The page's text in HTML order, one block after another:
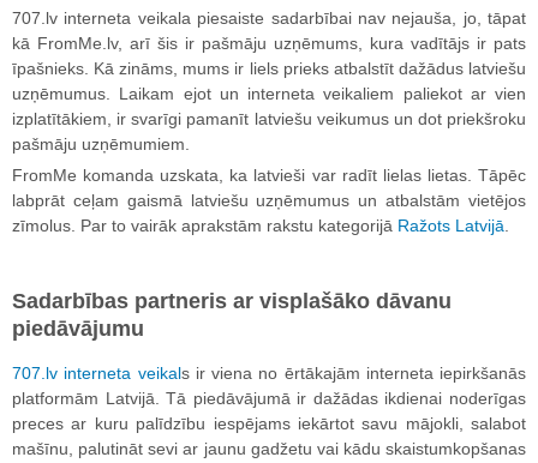
707.lv interneta veikala piesaiste sadarbībai nav nejauša, jo, tāpat
kā FromMe.lv, arī šis ir pašmāju uzņēmums, kura vadītājs ir pats
īpašnieks. Kā zināms, mums ir liels prieks atbalstīt dažādus latviešu
uzņēmumus. Laikam ejot un interneta veikaliem paliekot ar vien
izplatītākiem, ir svarīgi pamanīt latviešu veikumus un dot priekšroku
pašmāju uzņēmumiem.
FromMe komanda uzskata, ka latvieši var radīt lielas lietas. Tāpēc
labprāt ceļam gaismā latviešu uzņēmumus un atbalstām vietējos
zīmolus. Par to vairāk aprakstām rakstu kategorijā Ražots Latvijā.
Sadarbības partneris ar visplašāko dāvanu
piedāvājumu
707.lv interneta veikals ir viena no ērtākajām interneta iepirkšanās
platformām Latvijā. Tā piedāvājumā ir dažādas ikdienai noderīgas
preces ar kuru palīdzību iespējams iekārtot savu mājokli, salabot
mašīnu, palutināt sevi ar jaunu gadžetu vai kādu skaistumkopšanas